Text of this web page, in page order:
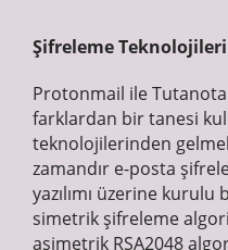
Şifreleme Teknolojileri
Protonmail ile
farklardan bir tanesi
teknolojilerinden
zamandır e-posta
yazılımı üzerine
simetrik şifreleme
asimetrik RSA2048